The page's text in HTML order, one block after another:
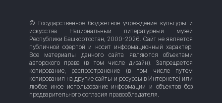
© Государственное бюджетное учреждение культуры и
искусства Национальный литературный музей
Республики Башкортостан, 2000-2026. Сайт не является
публичной офертой и носит информационный характер.
Все материалы данного сайта являются объектами
авторского права (в том числе дизайн). Запрещается
копирование, распространение (в том числе путем
копирования на другие сайты и ресурсы в Интернете) или
любое иное использование информации и объектов без
предварительного согласия правообладателя.